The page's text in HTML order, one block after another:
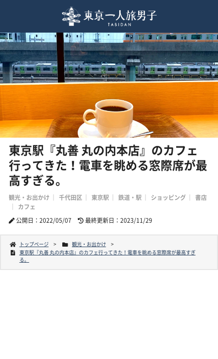
東京駅『丸善 丸の内本店』のカフェ
行ってきた！電車を眺める窓際席が最
高すぎる。
観光・お出かけ 千代田区 東京駅 鉄道・駅 ショッピング
書店
カフェ
公開日：2022/05/07
最終更新日：2023/11/29
トップページ
観光・お出かけ
東京駅『丸善 丸の内本店』のカフェ行ってきた！電車を眺める窓際席が最高すぎ
る。